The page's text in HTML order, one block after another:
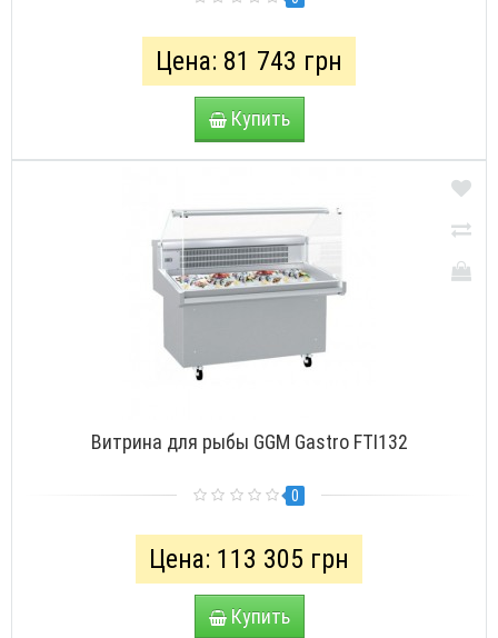
Цена: 81 743 грн
Купить
Витрина для рыбы GGM Gastro FTI132
0
Цена: 113 305 грн
Купить